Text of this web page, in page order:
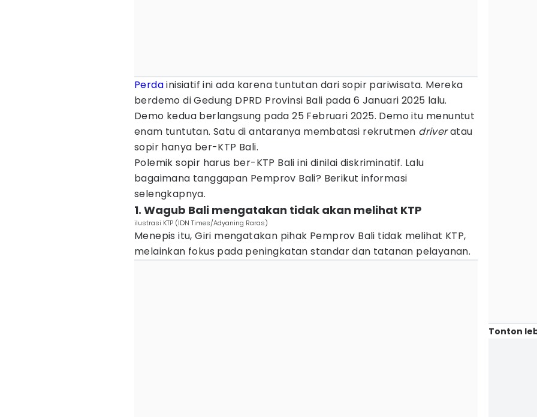
Perdainisiatif ini ada karena tuntutan dari sopir pariwisata. Mereka
berdemo di Gedung DPRD Provinsi Bali pada 6 Januari 2025 lalu.
Demo kedua berlangsung pada 25 Februari 2025. Demo itu menuntut
enam tuntutan. Satu di antaranya membatasi rekrutmen driveratau
sopir hanya ber-KTP Bali.
Polemik sopir harus ber-KTP Bali ini dinilai diskriminatif. Lalu
bagaimana tanggapan Pemprov Bali? Berikut informasi
selengkapnya.
1. Wagub Bali mengatakan tidak akan melihat KTP
ilustrasi KTP (IDN Times/Adyaning Raras)
Menepis itu, Giri mengatakan pihak Pemprov Bali tidak melihat KTP,
melainkan fokus pada peningkatan standar dan tatanan pelayanan.
Tonton